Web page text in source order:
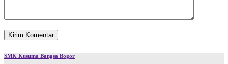
SMK Kusuma Bangsa Bogor